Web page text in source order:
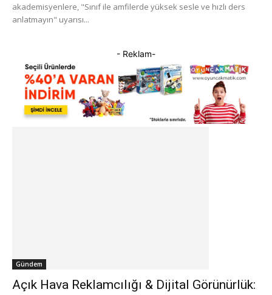
akademisyenlere, "Sınıf ile amfilerde yüksek sesle ve hızlı ders
anlatmayın" uyarısı...
- Reklam-
Gündem
Açık Hava Reklamcılığı & Dijital Görünürlük: